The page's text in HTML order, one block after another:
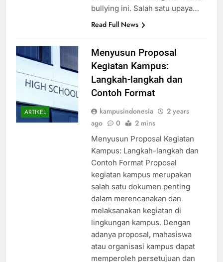
bersama-sama mengatasi kasus
ARTIKEL
Menyusun Proposal
Kegiatan Kampus:
Langkah-langkah dan
kampusindonesia
Menyusun Proposal Kegiatan
Kampus: Langkah-langkah dan
Contoh Format Proposal
kegiatan kampus merupakan
salah satu dokumen penting
dalam merencanakan dan
melaksanakan kegiatan di
lingkungan kampus. Dengan
adanya proposal, mahasiswa
atau organisasi kampus dapat